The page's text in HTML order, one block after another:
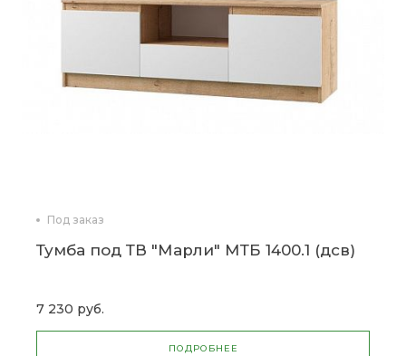
Под заказ
Тумба под ТВ "Марли" МТБ 1400.1 (дсв)
7 230 руб.
ПОДРОБНЕЕ